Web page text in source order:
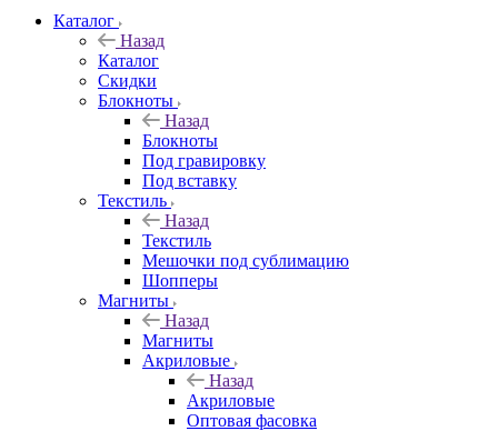
Каталог
Назад
Каталог
Скидки
Блокноты
Назад
Блокноты
Под гравировку
Под вставку
Текстиль
Назад
Текстиль
Мешочки под сублимацию
Шопперы
Магниты
Назад
Магниты
Акриловые
Назад
Акриловые
Оптовая фасовка